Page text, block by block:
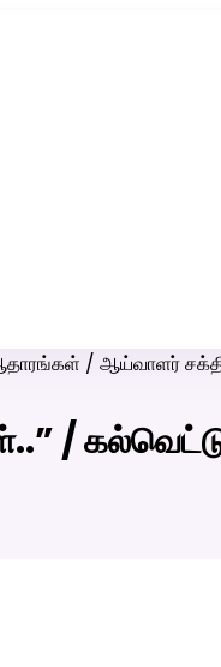
/ ஆய்வாளர்
/
பெண்